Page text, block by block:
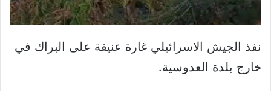
نفذ الجيش الاسرائيلي غارة عنيفة على البراك في
خارج بلدة العدوسية.